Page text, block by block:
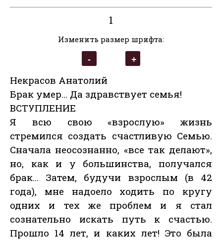
1
Изменить размер шрифта:
Некрасов Анатолий
Брак умер… Да здравствует семья!
ВСТУПЛЕНИЕ
Я всю свою «взрослую» жизнь
стремился создать счастливую Семью.
Сначала неосознанно, «все так делают»,
но, как и у большинства, получался
брак… Затем, будучи взрослым (в 42
года), мне надоело ходить по кругу
одних и тех же проблем и я стал
сознательно искать путь к счастью.
Прошло 14 лет, и каких лет! Это была